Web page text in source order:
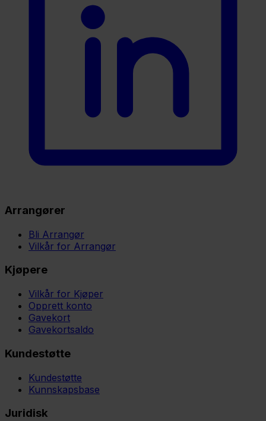
Arrangører
Bli Arrangør
Vilkår for Arrangør
Kjøpere
Vilkår for Kjøper
Opprett konto
Gavekort
Gavekortsaldo
Kundestøtte
Kundestøtte
Kunnskapsbase
Juridisk